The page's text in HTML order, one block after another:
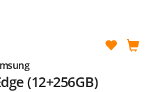
(12+256GB)